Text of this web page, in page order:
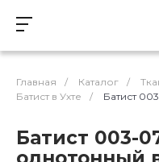
Главная / Каталог /
Батист в Ухте
/ Батист
Батист 003-